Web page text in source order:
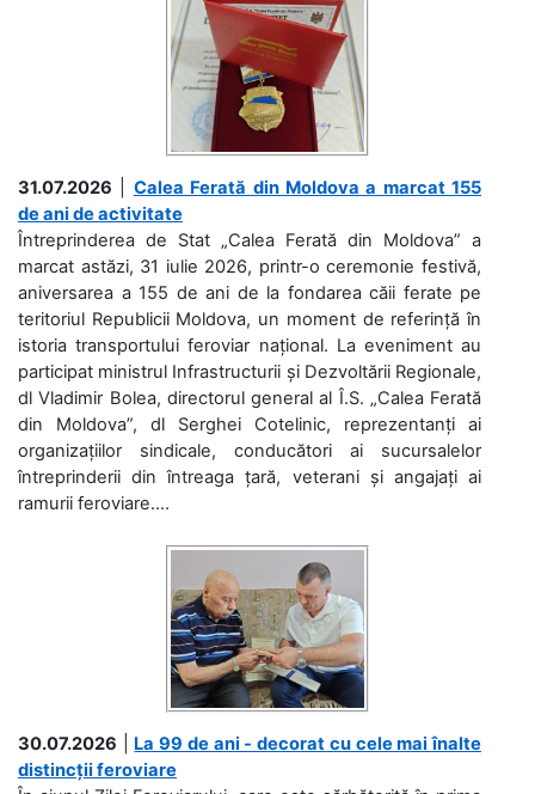
31.07.2026
Calea Ferată din Moldova a marcat 155
de ani de activitate
Întreprinderea de Stat „Calea Ferată din Moldova” a
marcat astăzi, 31 iulie 2026, printr-o ceremonie festivă,
aniversarea a 155 de ani de la fondarea căii ferate pe
teritoriul Republicii Moldova, un moment de referință în
istoria transportului feroviar național. La eveniment au
participat ministrul Infrastructurii și Dezvoltării Regionale,
dl Vladimir Bolea, directorul general al Î.S. „Calea Ferată
din Moldova”, dl Serghei Cotelinic, reprezentanți ai
organizațiilor sindicale, conducători ai sucursalelor
întreprinderii din întreaga țară, veterani și angajați ai
ramurii feroviare....
30.07.2026
La 99 de ani - decorat cu cele mai înalte
distincții feroviare